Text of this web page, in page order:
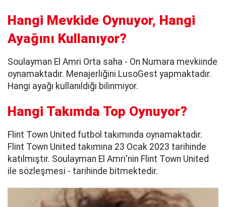
Hangi Mevkide Oynuyor, Hangi
Ayağını Kullanıyor?
Soulayman El Amri Orta saha - On Numara mevkiinde
oynamaktadır. Menajerliğini LusoGest yapmaktadır.
Hangi ayağı kullanıldığı bilinmiyor.
Hangi Takımda Top Oynuyor?
Flint Town United futbol takımında oynamaktadır.
Flint Town United takımına 23 Ocak 2023 tarihinde
katılmıştır. Soulayman El Amri'nin Flint Town United
ile sözleşmesi - tarihinde bitmektedir.